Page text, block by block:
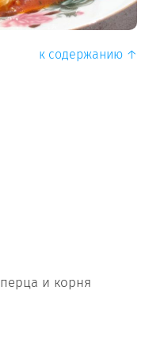
к содержанию ↑
и корня